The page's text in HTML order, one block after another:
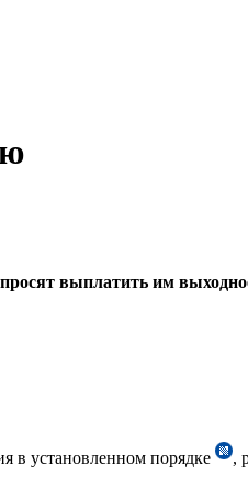
просят выплатить им
в установленном порядке ,